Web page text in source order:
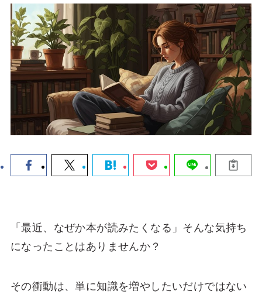
「最近、なぜか本が読みたくなる」そんな気持ち
になったことはありませんか？
その衝動は、単に知識を増やしたいだけではない